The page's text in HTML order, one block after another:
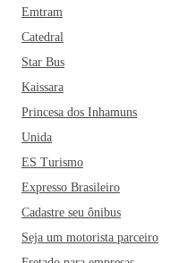
Emtram
Catedral
Star Bus
Kaissara
Princesa dos Inhamuns
Unida
ES Turismo
Expresso Brasileiro
Cadastre seu ônibus
Seja um motorista parceiro